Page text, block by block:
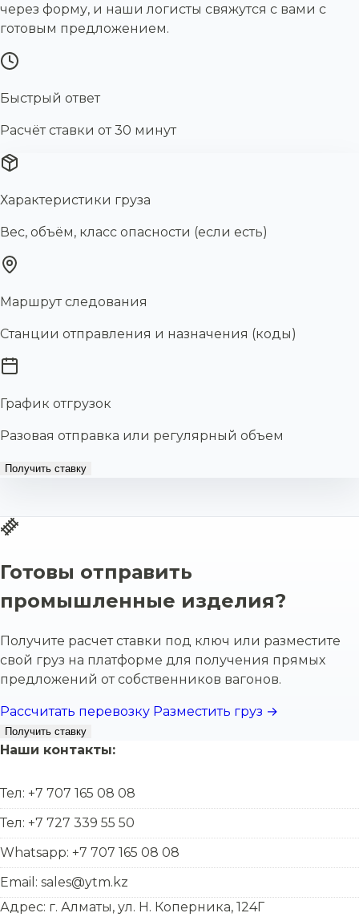
через форму, и наши логисты свяжутся с вами с
готовым предложением.
Быстрый ответ
Расчёт ставки от 30 минут
Характеристики груза
Вес, объём, класс опасности (если есть)
Маршрут следования
Станции отправления и назначения (коды)
График отгрузок
Разовая отправка или регулярный объем
Получить ставку
Готовы отправить
промышленные изделия?
Получите расчет ставки под ключ или разместите
свой груз на платформе для получения прямых
предложений от собственников вагонов.
Рассчитать перевозку Разместить груз →
Получить ставку
Наши контакты:
Тел: +7 707 165 08 08
Тел: +7 727 339 55 50
Whatsapp: +7 707 165 08 08
Email: sales@ytm.kz
Адрес: г. Алматы, ул. Н. Коперника, 124Г